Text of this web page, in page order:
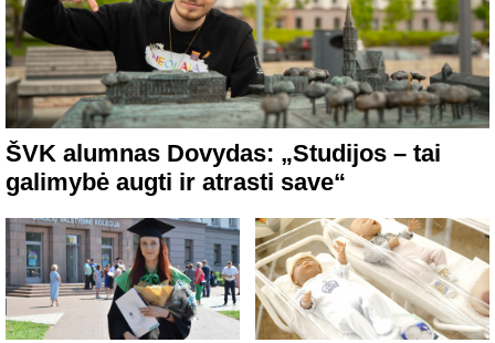
ŠVK alumnas Dovydas: „Studijos – tai
galimybė augti ir atrasti save“